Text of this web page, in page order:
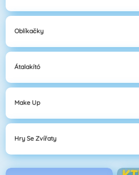
Oblíkačky
Átalakító
Make Up
Hry Se Zvířaty